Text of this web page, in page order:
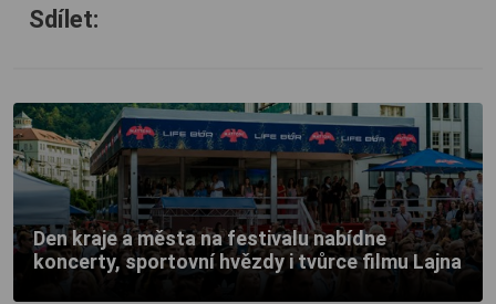
Sdílet:
Den kraje a města na festivalu nabídne
koncerty, sportovní hvězdy i tvůrce filmu Lajna